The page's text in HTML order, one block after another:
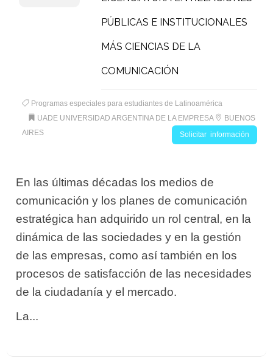
PÚBLICAS E INSTITUCIONALES
MÁS CIENCIAS DE LA
COMUNICACIÓN
Programas especiales para estudiantes de Latinoamérica
UADE UNIVERSIDAD ARGENTINA DE LA EMPRESA
BUENOS
AIRES
Solicitar información
En las últimas décadas los medios de
comunicación y los planes de comunicación
estratégica han adquirido un rol central, en la
dinámica de las sociedades y en la gestión
de las empresas, como así también en los
procesos de satisfacción de las necesidades
de la ciudadanía y el mercado.
La...